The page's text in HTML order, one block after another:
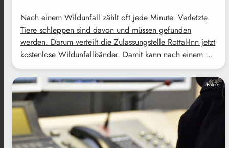
Nach einem Wildunfall zählt oft jede Minute. Verletzte
Tiere schleppen sind davon und müssen gefunden
werden. Darum verteilt die Zulassungstelle Rottal-Inn jetzt
kostenlose Wildunfallbänder. Damit kann nach einem …
Polizei